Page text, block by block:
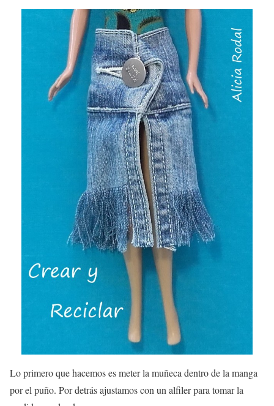
Lo primero que hacemos es meter la muñeca dentro de la manga
por el puño. Por detrás ajustamos con un alfiler para tomar la